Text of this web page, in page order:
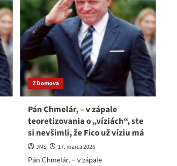
keď
si
chcú
zaviazať
šnúrky
topánkach
Z Domova
Pán Chmelár, – v zápale
teoretizovania o „víziách“, ste
si nevšimli, že Fico už víziu má
JNS
17. marca 2026
Pán Chmelár, – v zápale